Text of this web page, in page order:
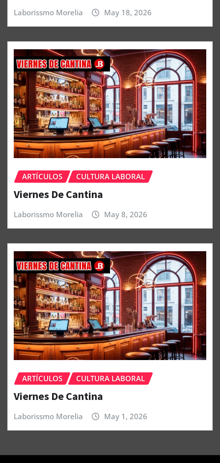
Laborissmo Morelia May 18, 2026
ARTÍCULOS CULTURA LABORAL
Viernes De Cantina
Laborissmo Morelia May 8, 2026
ARTÍCULOS CULTURA LABORAL
Viernes De Cantina
Laborissmo Morelia May 1, 2026